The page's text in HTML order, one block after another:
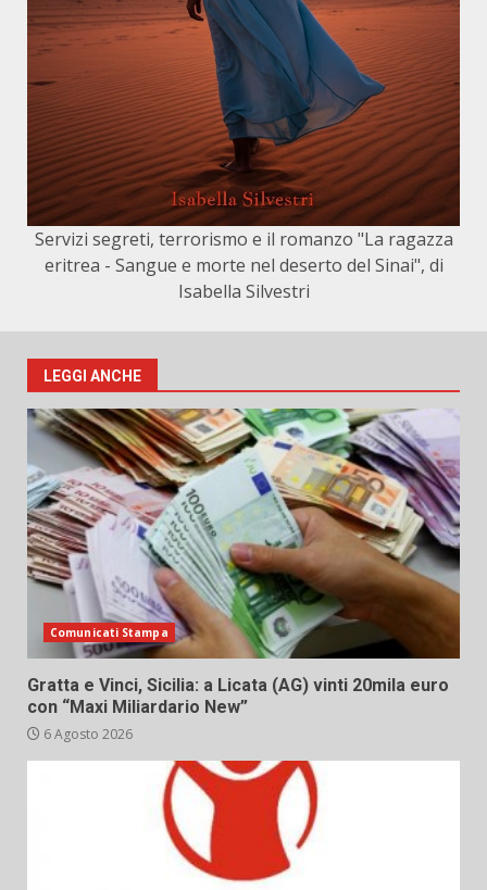
Servizi segreti, terrorismo e il romanzo "La ragazza
eritrea - Sangue e morte nel deserto del Sinai", di
Isabella Silvestri
LEGGI ANCHE
Comunicati Stampa
Gratta e Vinci, Sicilia: a Licata (AG) vinti 20mila euro
con “Maxi Miliardario New”
6 Agosto 2026